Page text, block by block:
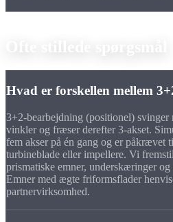
Hvad er forskellen mellem
3+2-bearbejdning (positionel) svinger
vinkler og fræser derefter 3-akset.
fem akser på én gang og er påkrævet
turbineblade eller impellere. Vi
prismatiske emner, underskæringer
Emner med ægte friformsflader
partnervirksomhed.